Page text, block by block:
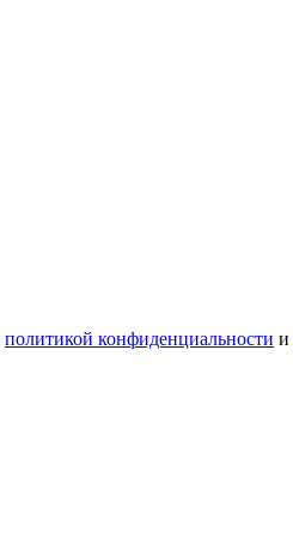
политикой конфиденциальности и